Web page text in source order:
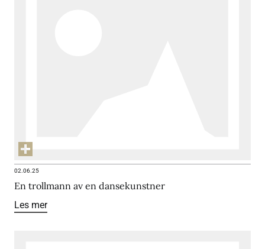
02.06.25
En trollmann av en dansekunstner
Les mer